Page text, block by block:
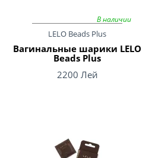
В наличии
LELO Beads Plus
Вагинальные шарики LELO
Beads Plus
2200 Лей